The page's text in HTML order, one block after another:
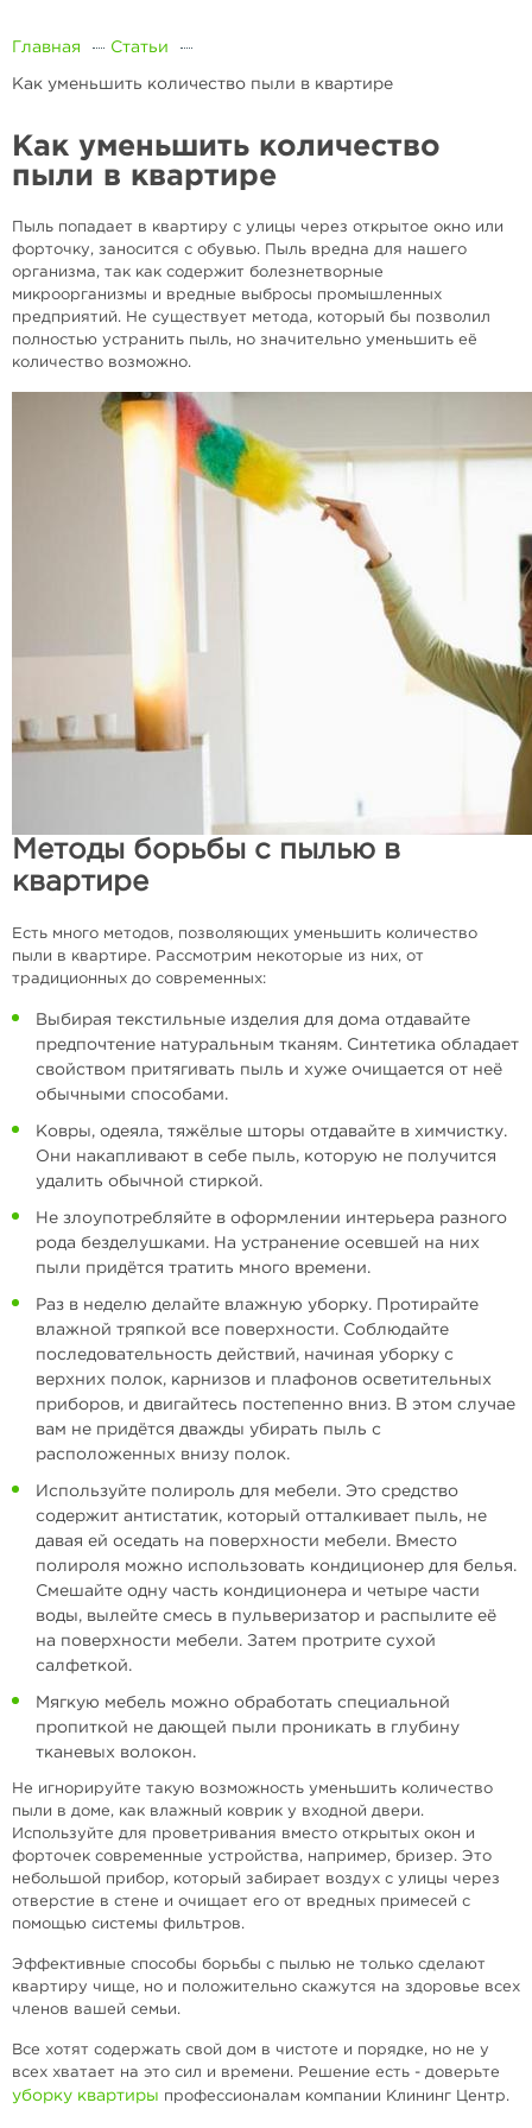
Главная Статьи
Как уменьшить количество пыли в квартире
Как уменьшить количество
пыли в квартире
Пыль попадает в квартиру с улицы через открытое окно или
форточку, заносится с обувью. Пыль вредна для нашего
организма, так как содержит болезнетворные
микроорганизмы и вредные выбросы промышленных
предприятий. Не существует метода, который бы позволил
полностью устранить пыль, но значительно уменьшить её
количество возможно.
Методы борьбы с пылью в
квартире
Есть много методов, позволяющих уменьшить количество
пыли в квартире. Рассмотрим некоторые из них, от
традиционных до современных:
Выбирая текстильные изделия для дома отдавайте
предпочтение натуральным тканям. Синтетика обладает
свойством притягивать пыль и хуже очищается от неё
обычными способами.
Ковры, одеяла, тяжёлые шторы отдавайте в химчистку.
Они накапливают в себе пыль, которую не получится
удалить обычной стиркой.
Не злоупотребляйте в оформлении интерьера разного
рода безделушками. На устранение осевшей на них
пыли придётся тратить много времени.
Раз в неделю делайте влажную уборку. Протирайте
влажной тряпкой все поверхности. Соблюдайте
последовательность действий, начиная уборку с
верхних полок, карнизов и плафонов осветительных
приборов, и двигайтесь постепенно вниз. В этом случае
вам не придётся дважды убирать пыль с
расположенных внизу полок.
Используйте полироль для мебели. Это средство
содержит антистатик, который отталкивает пыль, не
давая ей оседать на поверхности мебели. Вместо
полироля можно использовать кондиционер для белья.
Смешайте одну часть кондиционера и четыре части
воды, вылейте смесь в пульверизатор и распылите её
на поверхности мебели. Затем протрите сухой
салфеткой.
Мягкую мебель можно обработать специальной
пропиткой не дающей пыли проникать в глубину
тканевых волокон.
Не игнорируйте такую возможность уменьшить количество
пыли в доме, как влажный коврик у входной двери.
Используйте для проветривания вместо открытых окон и
форточек современные устройства, например, бризер. Это
небольшой прибор, который забирает воздух с улицы через
отверстие в стене и очищает его от вредных примесей с
помощью системы фильтров.
Эффективные способы борьбы с пылью не только сделают
квартиру чище, но и положительно скажутся на здоровье всех
членов вашей семьи.
Все хотят содержать свой дом в чистоте и порядке, но не у
всех хватает на это сил и времени. Решение есть - доверьте
уборку квартиры профессионалам компании Клининг Центр.